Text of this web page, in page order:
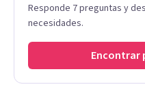
Responde 7 preguntas y
necesidades.
Encontrar